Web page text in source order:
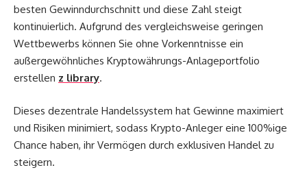
besten Gewinndurchschnitt und diese Zahl steigt
kontinuierlich. Aufgrund des vergleichsweise geringen
Wettbewerbs können Sie ohne Vorkenntnisse ein
außergewöhnliches Kryptowährungs-Anlageportfolio
erstellen z library.
Dieses dezentrale Handelssystem hat Gewinne maximiert
und Risiken minimiert, sodass Krypto-Anleger eine 100%ige
Chance haben, ihr Vermögen durch exklusiven Handel zu
steigern.